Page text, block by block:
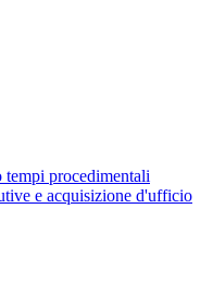
procedimentali
e acquisizione d'ufficio